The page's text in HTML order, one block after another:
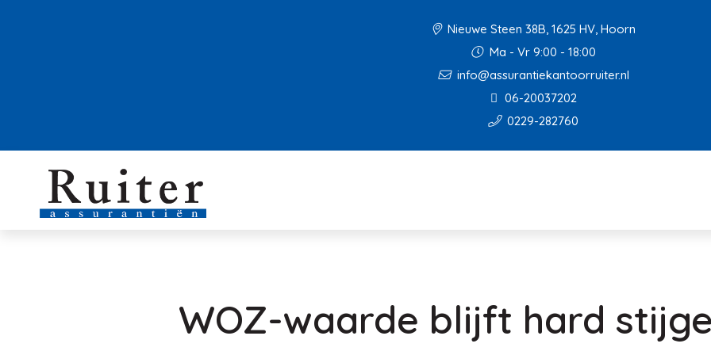
Nieuwe Steen 38B, 1625 HV, Hoorn
Ma - Vr 9:00 - 18:00
info@assurantiekantoorruiter.nl
06-20037202
0229-282760
WOZ-waarde blijft hard